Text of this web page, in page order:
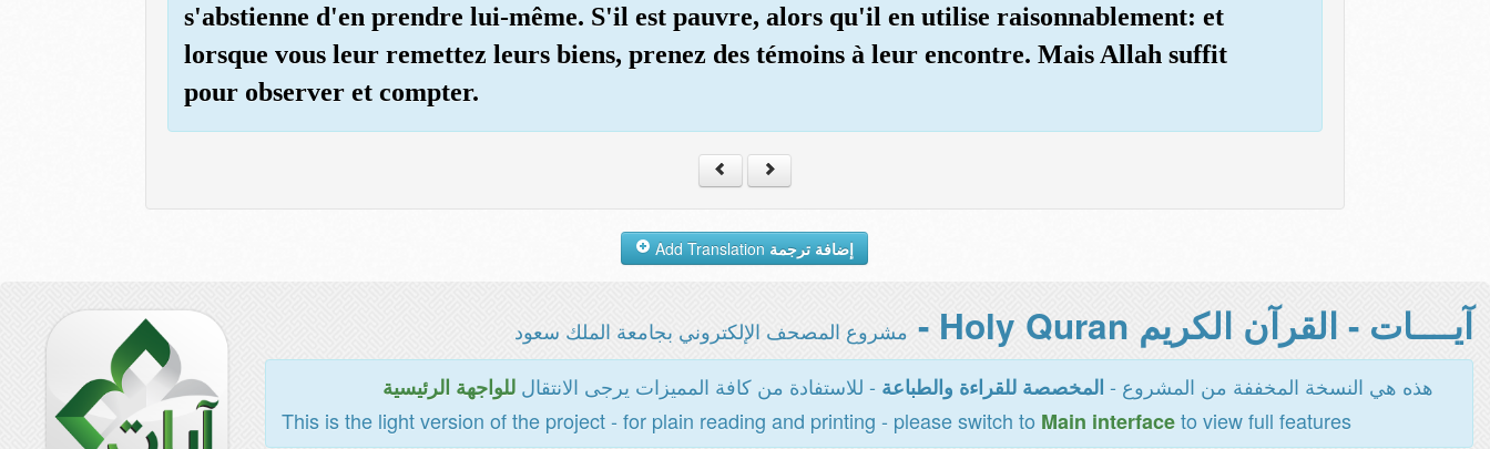
s'abstienne d'en prendre lui-même. S'il est pauvre, alors qu'il en utilise raisonnablement: et
lorsque vous leur remettez leurs biens, prenez des témoins à leur encontre. Mais Allah suffit
pour observer et compter.
إضافة ترجمة
آيــــات - القرآن الكريم Holy Quran - مشروع المصحف الإلكتروني بجامعة الملك سعود
هذه هي النسخة المخففة من المشروع - المخصصة للقراءة والطباعة - للاستفادة من كافة المميزات يرجى الانتقالللواجهة الرئيسية
This is the light version of the project - for plain reading and printing - please switch to Main interfaceto view full features